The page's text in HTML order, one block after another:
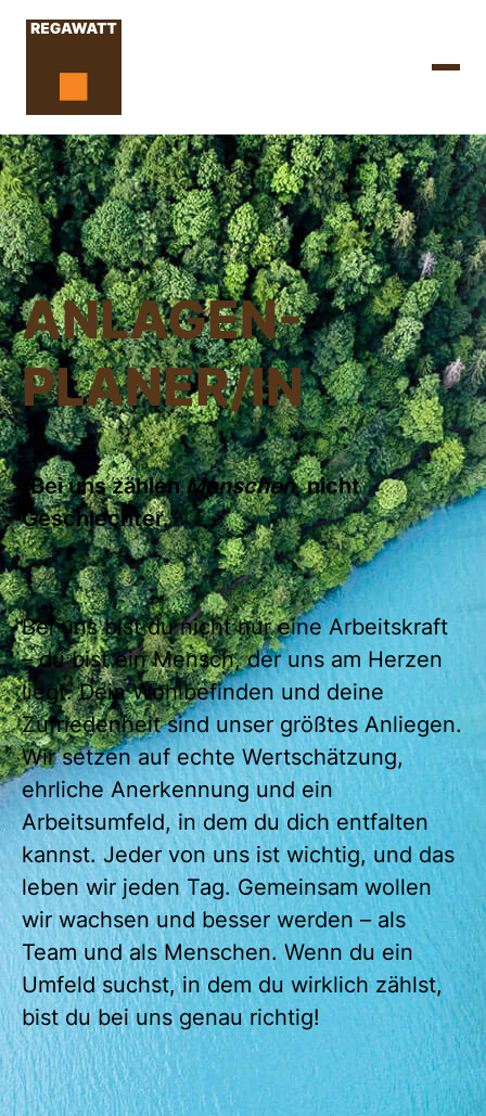
ANLAGEN-
PLANER/IN
„Bei uns zählenMenschen, nicht
Geschlechter.“
Bei uns bist du nicht nur eine Arbeitskraft
– du bist ein Mensch, der uns am Herzen
liegt. Dein Wohlbefinden und deine
Zufriedenheit sind unser größtes Anliegen.
Wir setzen auf echte Wertschätzung,
ehrliche Anerkennung und ein
Arbeitsumfeld, in dem du dich entfalten
kannst. Jeder von uns ist wichtig, und das
leben wir jeden Tag. Gemeinsam wollen
wir wachsen und besser werden – als
Team und als Menschen. Wenn du ein
Umfeld suchst, in dem du wirklich zählst,
bist du bei uns genau richtig!